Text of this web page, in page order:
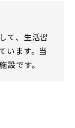
て、生活習
います。当
です。